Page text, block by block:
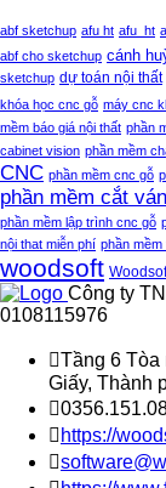
abf sketchup afu ht afu_ht
abf cho sketchup cánh
sketchup dự toán nội thất
khóa học cnc gỗ máy cnc
mềm báo giá nội thất phần
cabinet vision phần mềm
CNC phần mềm cnc gỗ
phần mềm cắt ván
phần mềm lập trình cnc gỗ
nội that miễn phí phần
woodsoft
Công ty
0108115976
Tầng 6 Tòa
Giấy, Thành

 https://
